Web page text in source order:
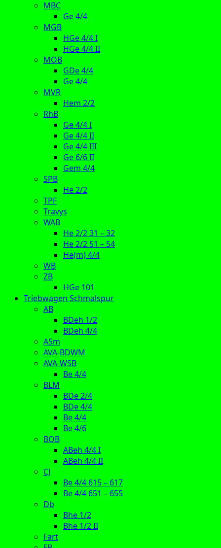
MBC
Ge 4/4
MGB
HGe 4/4 I
HGe 4/4 II
MOB
GDe 4/4
Ge 4/4
MVR
Hem 2/2
RhB
Ge 4/4 I
Ge 4/4 II
Ge 4/4 III
Ge 6/6 II
Gem 4/4
SPB
He 2/2
TPF
Travys
WAB
He 2/2 31 – 32
He 2/2 51 – 54
He(m) 4/4
WB
ZB
HGe 101
Triebwagen Schmalspur
AB
BDeh 1/2
BDeh 4/4
ASm
AVA-BDWM
AVA-WSB
Be 4/4
BLM
BDe 2/4
BDe 4/4
Be 4/4
Be 4/6
BOB
ABeh 4/4 I
ABeh 4/4 II
CJ
Be 4/4 615 – 617
Be 4/4 651 – 655
Db
Bhe 1/2
Bhe 1/2 II
Fart